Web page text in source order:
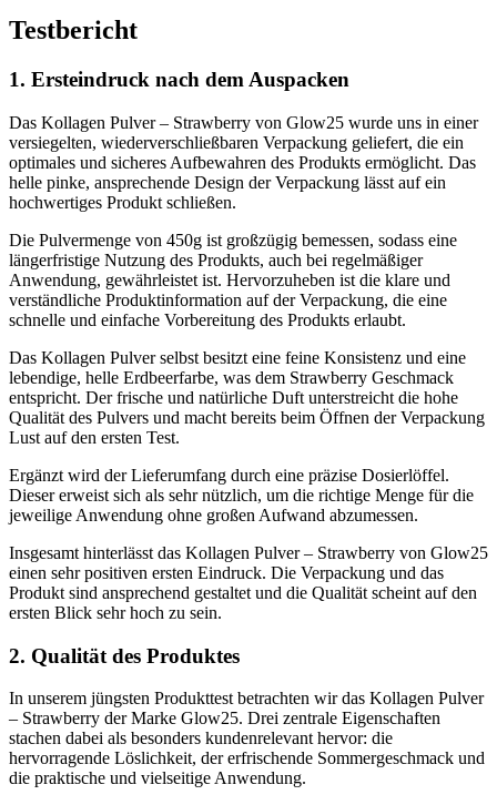
Testbericht
1. Ersteindruck nach dem Auspacken
Das Kollagen Pulver – Strawberry von Glow25 wurde uns in einer
versiegelten, wiederverschließbaren Verpackung geliefert, die ein
optimales und sicheres Aufbewahren des Produkts ermöglicht. Das
helle pinke, ansprechende Design der Verpackung lässt auf ein
hochwertiges Produkt schließen.
Die Pulvermenge von 450g ist großzügig bemessen, sodass eine
längerfristige Nutzung des Produkts, auch bei regelmäßiger
Anwendung, gewährleistet ist. Hervorzuheben ist die klare und
verständliche Produktinformation auf der Verpackung, die eine
schnelle und einfache Vorbereitung des Produkts erlaubt.
Das Kollagen Pulver selbst besitzt eine feine Konsistenz und eine
lebendige, helle Erdbeerfarbe, was dem Strawberry Geschmack
entspricht. Der frische und natürliche Duft unterstreicht die hohe
Qualität des Pulvers und macht bereits beim Öffnen der Verpackung
Lust auf den ersten Test.
Ergänzt wird der Lieferumfang durch eine präzise Dosierlöffel.
Dieser erweist sich als sehr nützlich, um die richtige Menge für die
jeweilige Anwendung ohne großen Aufwand abzumessen.
Insgesamt hinterlässt das Kollagen Pulver – Strawberry von Glow25
einen sehr positiven ersten Eindruck. Die Verpackung und das
Produkt sind ansprechend gestaltet und die Qualität scheint auf den
ersten Blick sehr hoch zu sein.
2. Qualität des Produktes
In unserem jüngsten Produkttest betrachten wir das Kollagen Pulver
– Strawberry der Marke Glow25. Drei zentrale Eigenschaften
stachen dabei als besonders kundenrelevant hervor: die
hervorragende Löslichkeit, der erfrischende Sommergeschmack und
die praktische und vielseitige Anwendung.